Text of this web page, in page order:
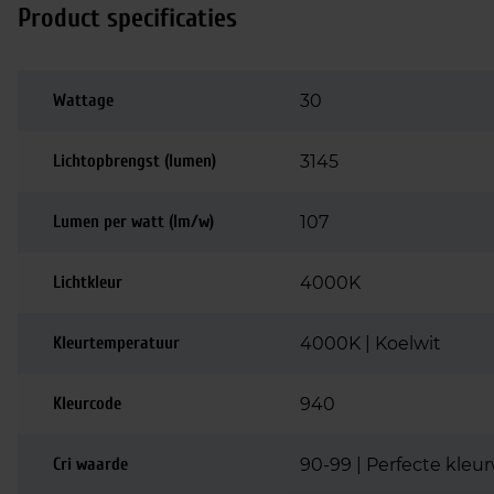
Product specificaties
Wattage 30
Lichtopbrengst (lumen) 3145
Lumen per watt (lm/w) 107
Lichtkleur 4000K
Kleurtemperatuur 4000K | Koelwit
Kleurcode 940
Cri waarde 90-99 | Perfecte